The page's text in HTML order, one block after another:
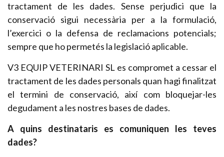
tractament de les dades. Sense perjudici que la
conservació sigui necessària per a la formulació,
l’exercici o la defensa de reclamacions potencials;
sempre que ho permetés la legislació aplicable.
V3 EQUIP VETERINARI SL es compromet a cessar el
tractament de les dades personals quan hagi finalitzat
el termini de conservació, així com bloquejar-les
degudament a les nostres bases de dades.
A quins destinataris es comuniquen les teves
dades?